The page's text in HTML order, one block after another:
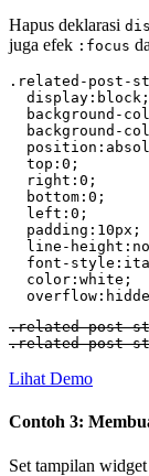
Hapus deklarasi
juga efek :focus
.related-post-
  display:block;
background-
background-
  top:0;
  right:0;
  bottom:0;
  left:0;
  padding:10px;
line-
font-
  color:white;
.related-post-
.related-post-
Lihat Demo
Contoh 3:
Set tampilan